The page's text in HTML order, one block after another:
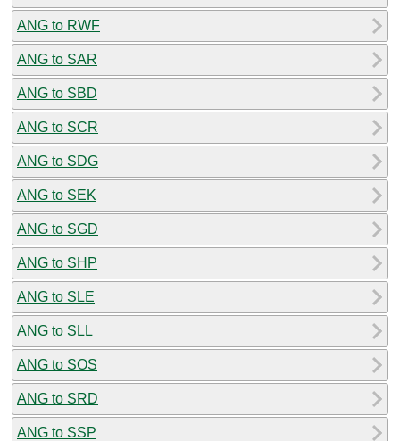
ANG to RWF
ANG to SAR
ANG to SBD
ANG to SCR
ANG to SDG
ANG to SEK
ANG to SGD
ANG to SHP
ANG to SLE
ANG to SLL
ANG to SOS
ANG to SRD
ANG to SSP